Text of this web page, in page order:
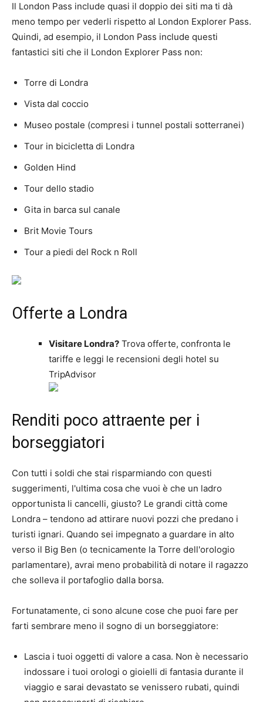
Il London Pass include quasi il doppio dei siti ma ti dà
meno tempo per vederli rispetto al London Explorer Pass.
Quindi, ad esempio, il London Pass include questi
fantastici siti che il London Explorer Pass non:
Torre di Londra
Vista dal coccio
Museo postale (compresi i tunnel postali sotterranei)
Tour in bicicletta di Londra
Golden Hind
Tour dello stadio
Gita in barca sul canale
Brit Movie Tours
Tour a piedi del Rock n Roll
Offerte a Londra
Visitare Londra? Trova offerte, confronta le
tariffe e leggi le recensioni degli hotel su
TripAdvisor
Renditi poco attraente per i
borseggiatori
Con tutti i soldi che stai risparmiando con questi
suggerimenti, l'ultima cosa che vuoi è che un ladro
opportunista li cancelli, giusto? Le grandi città come
Londra – tendono ad attirare nuovi pozzi che predano i
turisti ignari. Quando sei impegnato a guardare in alto
verso il Big Ben (o tecnicamente la Torre dell'orologio
parlamentare), avrai meno probabilità di notare il ragazzo
che solleva il portafoglio dalla borsa.
Fortunatamente, ci sono alcune cose che puoi fare per
farti sembrare meno il sogno di un borseggiatore:
Lascia i tuoi oggetti di valore a casa. Non è necessario
indossare i tuoi orologi o gioielli di fantasia durante il
viaggio e sarai devastato se venissero rubati, quindi